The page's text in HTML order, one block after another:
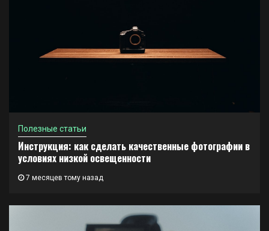
Полезные статьи
Инструкция: как сделать качественные фотографии в
условиях низкой освещенности
7 месяцев тому назад